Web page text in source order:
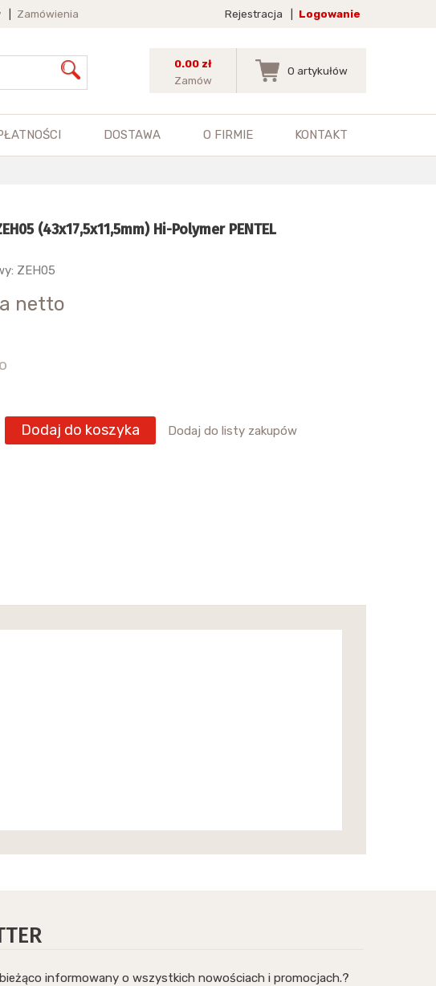
Zamówienia Rejestracja Logowanie
0.00 zł
Zamów
0 artykułów
DOSTAWA O FIRMIE KONTAKT
(43x17,5x11,5mm) Hi-Polymer PENTEL
ZEH05
netto
Dodaj do koszyka Dodaj do listy zakupów
informowany o wszystkich nowościach i promocjach.?